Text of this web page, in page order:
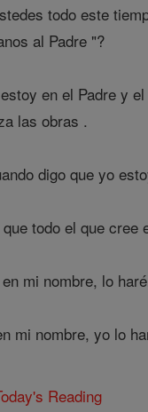
todo este
al Padre "?
en el Padre y
las obras .
digo que yo
todo el que
mi nombre, lo
mi nombre, yo lo
Reading